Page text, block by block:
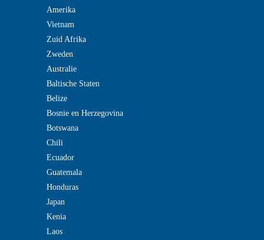
Amerika
Vietnam
Zuid Afrika
Zweden
Australie
Baltische Staten
Belize
Bosnie en Herzegovina
Botswana
Chili
Ecuador
Guatemala
Honduras
Japan
Kenia
Laos